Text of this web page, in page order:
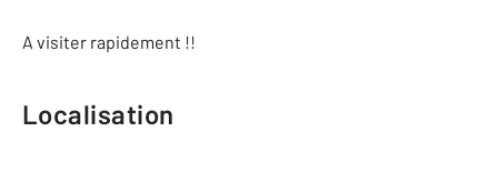
A visiter rapidement !!
Localisation